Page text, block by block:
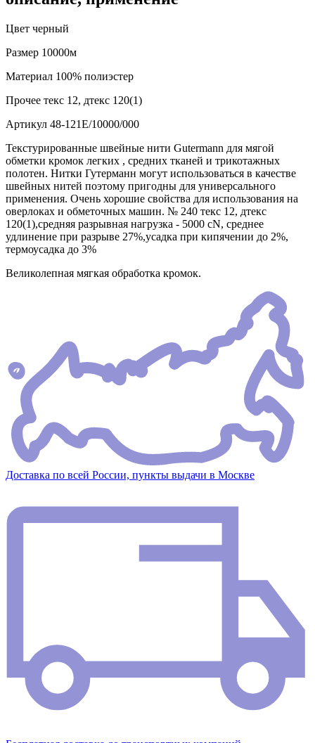
Цвет черный
Размер 10000м
Материал 100% полиэстер
Прочее текс 12, дтекс 120(1)
Артикул 48-121E/10000/000
Текстурированные швейные нити Gutermann для мягой
обметки кромок легких , средних тканей и трикотажных
полотен. Нитки Гутерманн могут использоваться в качестве
швейных нитей поэтому пригодны для универсального
применения. Очень хорошие свойства для использования на
оверлоках и обметочных машин. № 240 текс 12, дтекс
120(1),средняя разрывная нагрузка - 5000 сN, среднее
удлинение при разрыве 27%,усадка при кипячении до 2%,
термоусадка до 3%
Великолепная мягкая обработка кромок.
Доставка по всей России, пункты выдачи в Москве